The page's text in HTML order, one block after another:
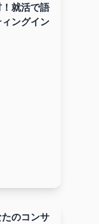
就活で語
ングイン
のコンサ